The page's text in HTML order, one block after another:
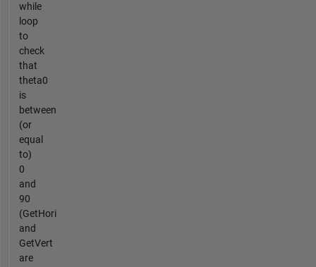
while
loop
to
check
that
theta0
is
between
(or
equal
to)
0
and
90
(GetHori
and
GetVert
are